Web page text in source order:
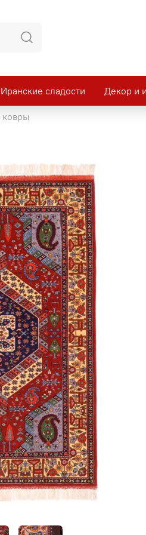
Иранские сладости Декор и
ковры